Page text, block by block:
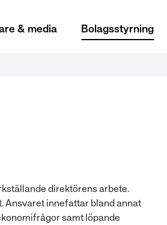
& media Bolagsstyrning
direktörens arbete.
Ansvaret innefattar bland annat
samt löpande